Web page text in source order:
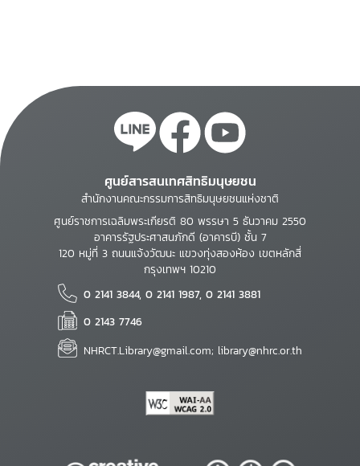
ศูนย์สารสนเทศสิทธิมนุษยชน
สำนักงานคณะกรรมการสิทธิมนุษยชนแห่งชาติ
ศูนย์ราชการเฉลิมพระเกียรติ 80 พรรษา 5 ธันวาคม 2550
อาคารรัฐประศาสนภักดี (อาคารบี) ชั้น 7
120 หมู่ที่ 3 ถนนแจ้งวัฒนะ แขวงทุ่งสองห้อง เขตหลักสี่
กรุงเทพฯ 10210
0 2141 3844, 0 2141 1987, 0 2141 3881
0 2143 7746
NHRCT.Library@gmail.com; library@nhrc.or.th